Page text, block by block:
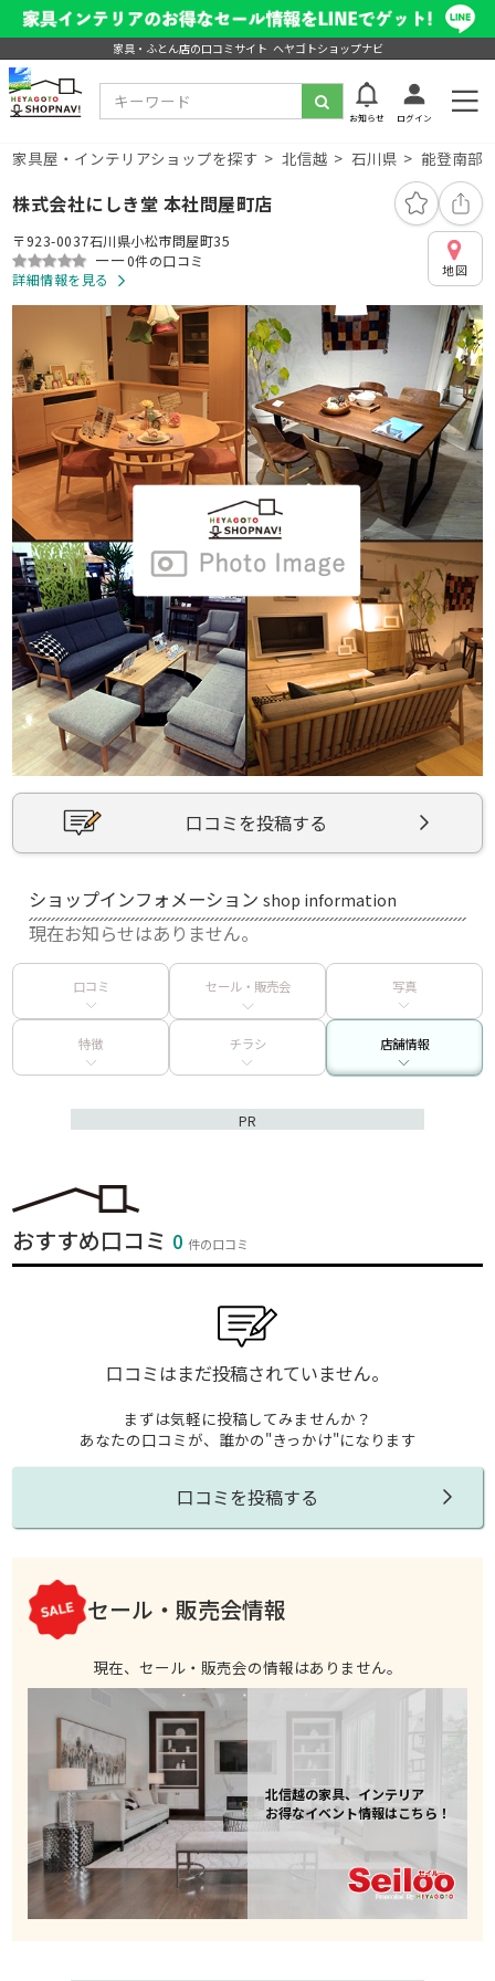
家具・ふとん店の口コミサイト ヘヤゴトショップナビ
お知らせ ログイン
家具屋・インテリアショップを探す 北信越 石川県 能登南部
株式会社にしき堂 本社問屋町店
〒923-0037石川県小松市問屋町35
ーー0件の口コミ
詳細情報を見る
地図
口コミを投稿する
ショップインフォメーションshop information
現在お知らせはありません。
口コミ セール・販売会 写真
特徴 チラシ 店舗情報
PR
おすすめ口コミ 0件の口コミ
口コミはまだ投稿されていません。
まずは気軽に投稿してみませんか？
あなたの口コミが、誰かの"きっかけ"になります
口コミを投稿する
セール・販売会情報
現在、セール・販売会の情報はありません。
北信越の家具、インテリア
お得なイベント情報はこちら！